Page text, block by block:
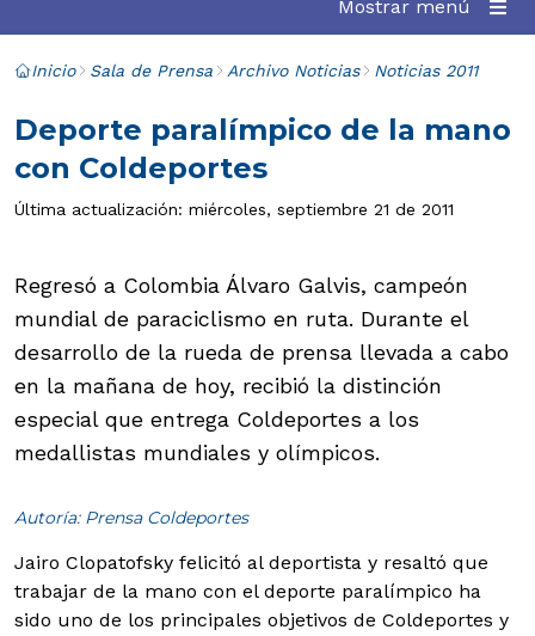
Mostrar menú
Inicio Sala de Prensa Archivo Noticias Noticias 2011
Deporte paralímpico de la mano
con Coldeportes
Última actualización: miércoles, septiembre 21 de 2011
Regresó a Colombia Álvaro Galvis, campeón
mundial de paraciclismo en ruta. Durante el
desarrollo de la rueda de prensa llevada a cabo
en la mañana de hoy, recibió la distinción
especial que entrega Coldeportes a los
medallistas mundiales y olímpicos.
Autoría: Prensa Coldeportes
Jairo Clopatofsky felicitó al deportista y resaltó que
trabajar de la mano con el deporte paralímpico ha
sido uno de los principales objetivos de Coldeportes y